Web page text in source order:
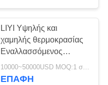
LIYI Υψηλής και
χαμηλής θερμοκρασίας
Εναλλασσόμενος
Δοκιμαστικός Θάλαμος
Υδρόψυκτος 225L
10000~50000USD MOQ:1 σύνολο
ΕΠΑΦΉ